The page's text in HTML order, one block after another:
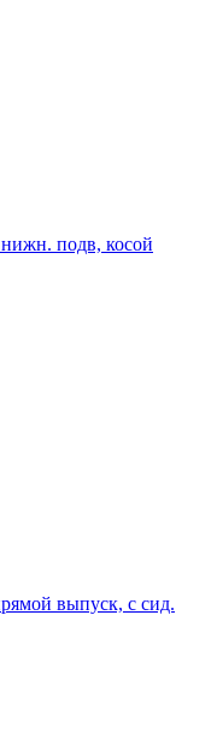
подв, косой
выпуск, с сид.